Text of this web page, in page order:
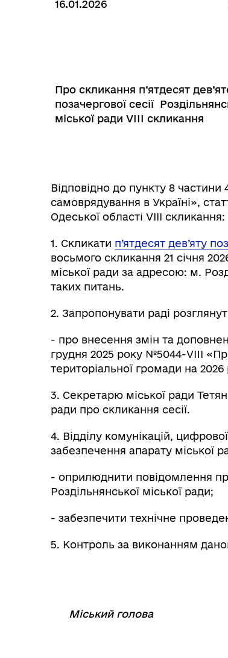
Колегіальні органи (ради,
робочі групи, комісії)
16.01.2026
Про скликання п’ятдесят
позачергової сесії
міської ради VIІІ скликання
Відповідно до пункту 8 частини
самоврядування в Україні»,
Одеської області VІІІ скликання:
1. Скликати п’ятдесят дев’яту
восьмого скликання 21 січня
міської ради за адресою: м.
таких питань.
2. Запропонувати раді
- про внесення змін та
грудня 2025 року №5044-VIII
територіальної громади на 2026
3. Секретарю міської ради
ради про скликання сесії.
4. Відділу комунікацій,
забезпечення апарату міської
- оприлюднити повідомлення
Роздільнянської міської ради;
- забезпечити технічне
5. Контроль за виконанням
Міський голова⠀